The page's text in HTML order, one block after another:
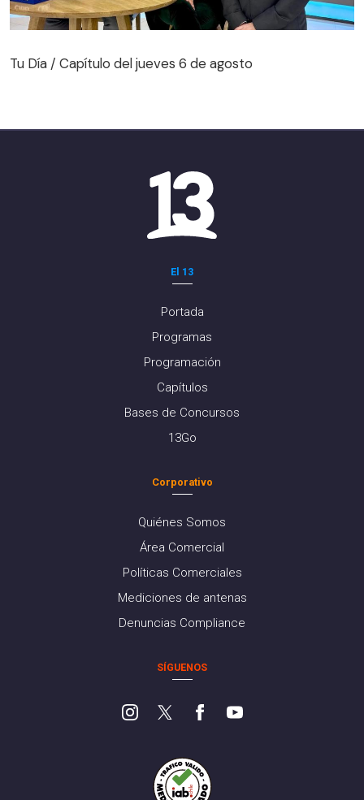
Tu Día / Capítulo del jueves 6 de agosto
El 13
Portada
Programas
Programación
Capítulos
Bases de Concursos
13Go
Corporativo
Quiénes Somos
Área Comercial
Políticas Comerciales
Mediciones de antenas
Denuncias Compliance
SÍGUENOS